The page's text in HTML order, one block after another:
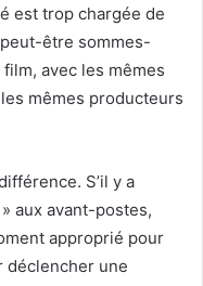
est trop chargée de
être sommes-
avec les mêmes
mêmes producteurs
S’il y a
aux avant-postes,
approprié pour
déclencher une